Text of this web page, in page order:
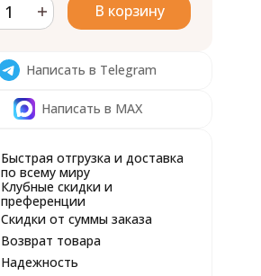
В корзину
Написать в Telegram
Написать в MAX
Быстрая отгрузка и доставка
по всему миру
Клубные скидки и
преференции
Скидки от суммы заказа
Возврат товара
Надежность